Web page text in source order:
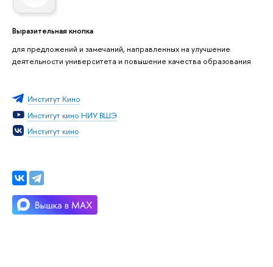
Выразительная кнопка
для предложений и замечаний, направленных на улучшение
деятельности университета и повышение качества образования
Институт Кино
Институт кино НИУ ВШЭ
Институт кино